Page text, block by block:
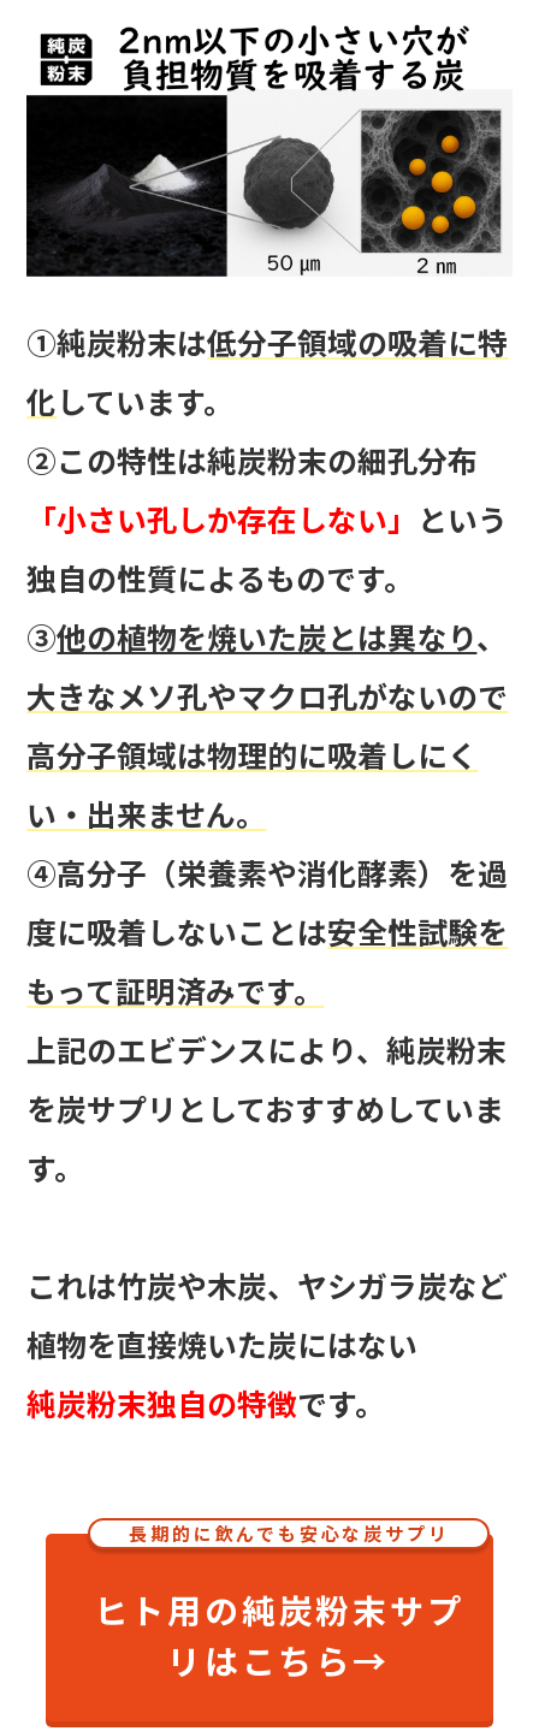
①純炭粉末は低分子領域の吸着に特
化しています。
②この特性は純炭粉末の細孔分布
「小さい孔しか存在しない」 という
独自の性質によるものです。
③他の植物を焼いた炭とは異なり、
大きなメソ孔やマクロ孔がないので
高分子領域は物理的に吸着しにく
い・出来ません。
④高分子（栄養素や消化酵素）を過
度に吸着しないことは安全性試験を
もって証明済みです。
上記のエビデンスにより、純炭粉末
を炭サプリとしておすすめしていま
す。
これは竹炭や木炭、ヤシガラ炭など
植物を直接焼いた炭にはない
純炭粉末独自の特徴です。
長期的に飲んでも安心な炭サプリ
ヒト用の純炭粉末サプ
リはこちら→